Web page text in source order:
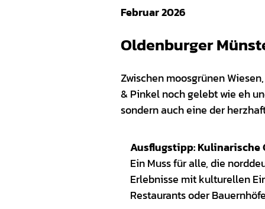
Februar 2026
Oldenburger
Zwischen moosgrünen
& Pinkel noch gelebt wie eh
sondern auch eine der
Ausflugstipp:
Ein Muss für alle, die
Erlebnisse mit kulturellen
Restaurants oder